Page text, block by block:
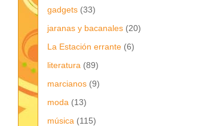
gadgets (33)
jaranas y bacanales (20)
La Estación errante (6)
literatura (89)
marcianos (9)
moda (13)
música (115)